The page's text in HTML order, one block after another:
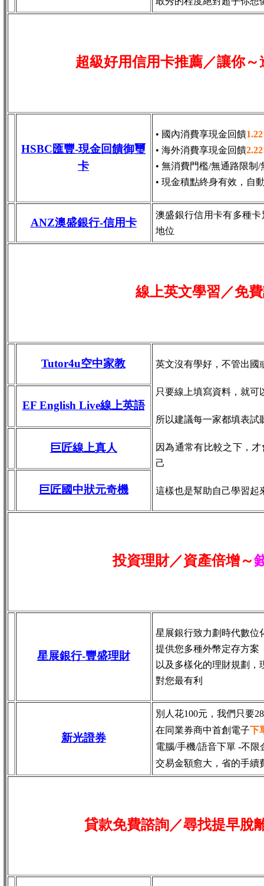
超級好用信用卡推薦／讓你～
HSBC匯豐-現金回饋御璽
卡
• 國內消費享現金回饋
• 海外消費享現金回饋
• 無消費門檻/無通路限制/
• 現金積點終身有效，自
ANZ澳盛銀行-信用卡
澳盛銀行信用卡有多種
地位
線上英文學習／免
Tutor4u空中家教 英文沒有學好，不管出國
只要線上填寫資料，就可
所以建議每一家都填表試
因為通常有比較之下，
己
這樣也是幫助自己學習起
EF English Live線上英語
巨匠線上真人
巨匠國中狀元奇機
投資理財／資產倍增～
星展銀行-豐盛理財
星展銀行致力劃時代數位
提供您多種外幣定存方案
以及多樣化的理財規劃，
對您最有利
新光證券
別人花100元，我們只要
在同業券商中首創電子下
電腦/手機/語音下單 -不限
交易金額愈大，省的手續
貸款免費諮詢／尋找提早脫